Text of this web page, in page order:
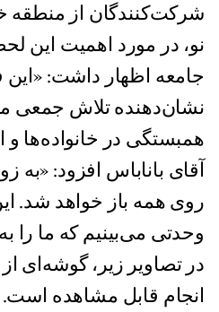
شرکت‌کنندگان از منطقه
نو، در مورد اهمیت این
جامعه اظهار داشت:
نشان‌دهنده‌ تلاش جمعی
همبستگی در خانواده‌ها
آقای باناباس افزود: «به
روی همه باز خواهد شد.
وحدتی می‌بینیم که ما را
در تصاویر زیر، گوشه‌ای
انجام قابل مشاهده است.